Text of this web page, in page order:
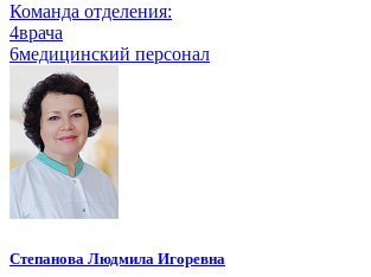
Команда отделения:
4врача
6медицинский персонал
Степанова Людмила Игоревна